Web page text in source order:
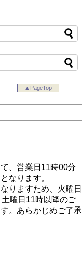
▲PageTop
、営業日11時00分
なります。
りますため、火曜日
曜日11時以降のご
。あらかじめご了承